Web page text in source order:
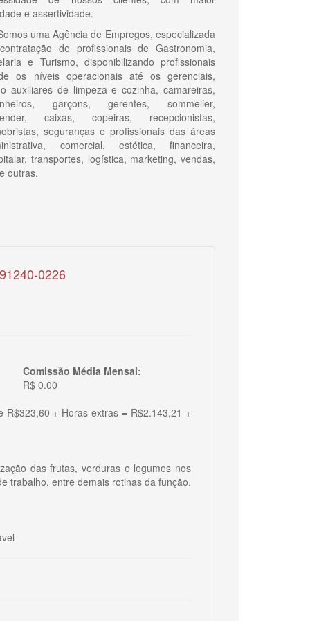
e assertividade.
uma Agência de Empregos, especializada
de profissionais de Gastronomia,
e Turismo, disponibilizando profissionais
os níveis operacionais até os gerenciais,
auxiliares de limpeza e cozinha, camareiras,
garçons, gerentes, sommelier,
caixas, copeiras, recepcionistas,
seguranças e profissionais das áreas
comercial, estética, financeira,
transportes, logística, marketing, vendas,
outras.
0226
Comissão Média Mensal:
R$ 0.00
R$323,60 + Horas extras = R$2.143,21 +
das frutas, verduras e legumes nos
trabalho, entre demais rotinas da função.